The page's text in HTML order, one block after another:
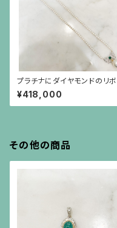
プラチナにダイヤモンドのリボ
ン、カボーションのエメラルドに
南洋真珠が揺れる、小さなパー
ルのネックレス
¥418,000
その他の商品